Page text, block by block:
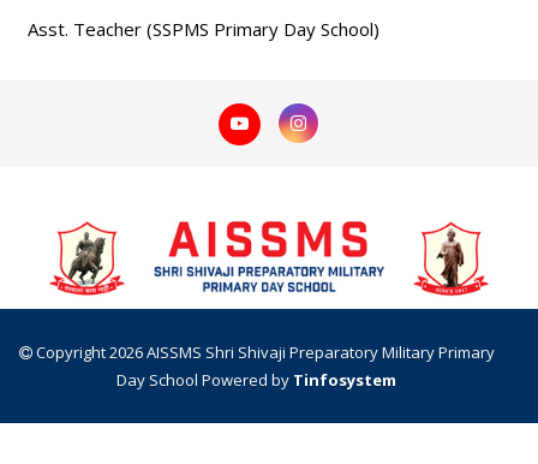
Asst. Teacher (SSPMS Primary Day School)
Copyright 2026 AISSMS Shri Shivaji Preparatory Military Primary
Day School Powered by Tinfosystem